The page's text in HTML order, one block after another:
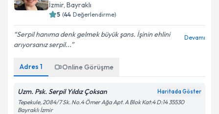
İzmir, Bayraklı
5 (44 Değerlendirme)
Serpil hanıma denk gelmek büyük şans. İşinin ehlini
arıyorsanız serpil...
Devamı
Adres 1 Online Görüşme
Uzm. Psk. Serpil Yıldız Çoksan Haritada Göster
Tepekule, 2084/7 Sk. No.4 Ömer Ağa Apt. A Blok Kat:4 D:14 35530
Bayraklı İzmir